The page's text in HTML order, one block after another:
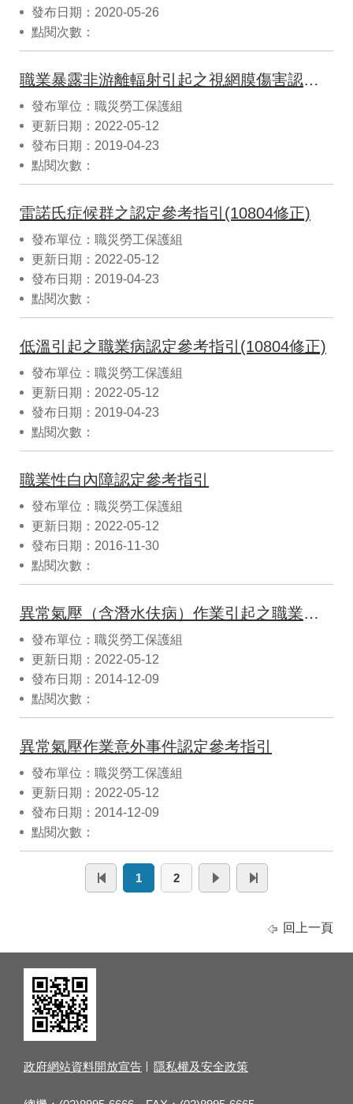
發布日期：2020-05-26
點閱次數：
職業暴露非游離輻射引起之視網膜傷害認定參考指引(視網膜光傷害等症)(10804修正)
發布單位：職災勞工保護組
更新日期：2022-05-12
發布日期：2019-04-23
點閱次數：
雷諾氏症候群之認定參考指引(10804修正)
發布單位：職災勞工保護組
更新日期：2022-05-12
發布日期：2019-04-23
點閱次數：
低溫引起之職業病認定參考指引(10804修正)
發布單位：職災勞工保護組
更新日期：2022-05-12
發布日期：2019-04-23
點閱次數：
職業性白內障認定參考指引
發布單位：職災勞工保護組
更新日期：2022-05-12
發布日期：2016-11-30
點閱次數：
異常氣壓（含潛水伕病）作業引起之職業疾病認定參考指引
發布單位：職災勞工保護組
更新日期：2022-05-12
發布日期：2014-12-09
點閱次數：
異常氣壓作業意外事件認定參考指引
發布單位：職災勞工保護組
更新日期：2022-05-12
發布日期：2014-12-09
點閱次數：
1 2
回上一頁
政府網站資料開放宣告 隱私權及安全政策